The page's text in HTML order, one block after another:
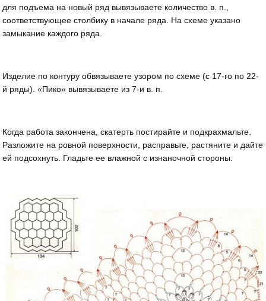
для подъема на новый ряд вывязываете количество в. п.,
соответствующее столбику в начале ряда. На схеме указано
замыкание каждого ряда.
Изделие по контуру обвязываете узором по схеме (с 17-го по 22-
й ряды). «Пико» вывязываете из 7-и в. п.
Когда работа закончена, скатерть постирайте и подкрахмальте.
Разложите на ров­ной поверхности, расправьте, растяните и дайте
ей подсохнуть. Гладьте ее влажной с изнаночной стороны.